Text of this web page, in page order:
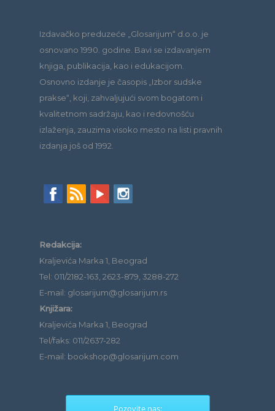
Izdavačko preduzeće „Glosarijum“ d.o.o. je
osnovano 1990. godine. Bavi se izdavanjem
knjiga, publikacija, kao i edukacijom.
Osnovno izdanje je časopis „Izbor sudske
prakse“, koji, zahvaljujući svom bogatom i
kvalitetnom sadržaju, kao i redovnošću
izlaženja, zauzima visoko mesto na listi pravnih
izdanja još od 1992.
Redakcija:
Kraljevića Marka 1, Beograd
Tel: 011/2182-163, 2623-879, 3288-272
E-mail: glosarijum@glosarijum.rs
Knjižara:
Kraljevića Marka 1, Beograd
Tel/faks: 011/2637-282
E-mail: bookshop@glosarijum.com
Pozovite nas: